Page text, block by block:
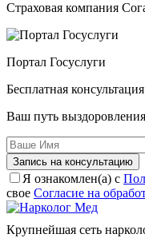
Страховая компания
Портал Госуслуги
Бесплатная консультация
Ваш путь
Запись на консультацию
Я ознакомлен(а) с
свое Согласие на
Крупнейшая сеть